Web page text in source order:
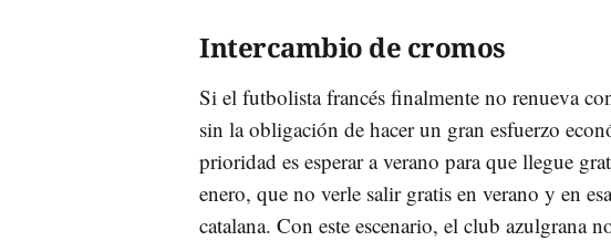
Intercambio de cromos
Si el futbolista francés finalmente no renueva
sin la obligación de hacer un gran esfuerzo
prioridad es esperar a verano para que llegue
enero, que no verle salir gratis en verano y en
catalana. Con este escenario, el club azulgrana